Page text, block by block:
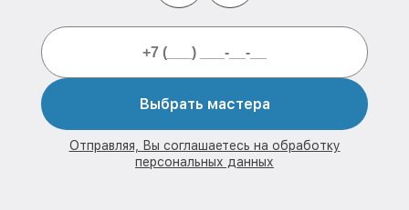
Выбрать мастера
Отправляя, Вы соглашаетесь на обработку
персональных данных